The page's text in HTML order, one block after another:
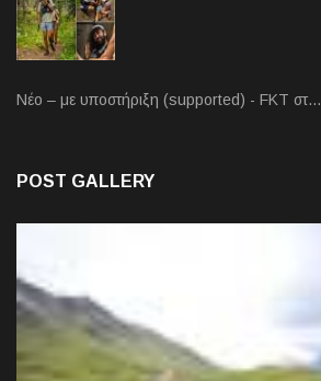
Νέο – με υποστήριξη (supported) - FKT στ…
POST GALLERY